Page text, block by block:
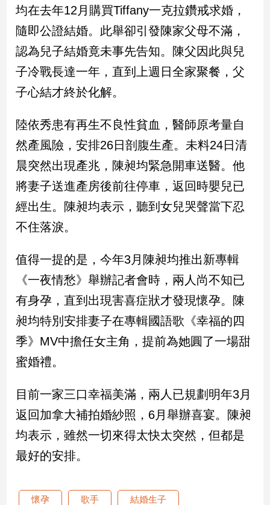
兩
岸/
國
際
會/
地
方
新
冠
病
專
區
南
灣
觀
南
台
灣
觀
點
娛
樂
娛
聞
均在去年12月購買Tiffany一克拉鑽戒求婚，
隨即公證結婚。此舉卻引發陳家父母不滿，
認為兒子結婚竟未事先告知。陳父因此與兒
子冷戰長達一年，直到上週日全家聚餐，父
子心結才終於化解。
陸依秀患有再生不良性貧血，醫師原考量自
然產風險，安排26日剖腹生產。未料24日清
晨突然出現產兆，陳昶均緊急開車送醫。他
將妻子送進產房後前往停車，返回時嬰兒已
經出生。陳昶均表示，聽到女兒哭聲當下忍
不住落淚。
值得一提的是，今年3月陳昶均推出新專輯
《一夜情愁》舉辦記者會時，兩人尚不知已
有身孕，直到出現害喜症狀才發現懷孕。陳
昶均特別安排妻子在專輯國語歌《幸福的四
季》MV中擔任女主角，提前為她圓了一場甜
蜜婚禮。
目前一家三口幸福美滿，兩人已規劃明年3月
返回加拿大補拍婚紗照，6月舉辦喜宴。陳昶
均表示，雖然一切來得太快太突然，但都是
最好的安排。
懷孕 歌手 結婚生子